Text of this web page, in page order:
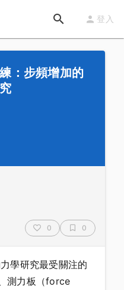
登入
：步頻增加的
0 0
學研究最受關注的
測力板（force